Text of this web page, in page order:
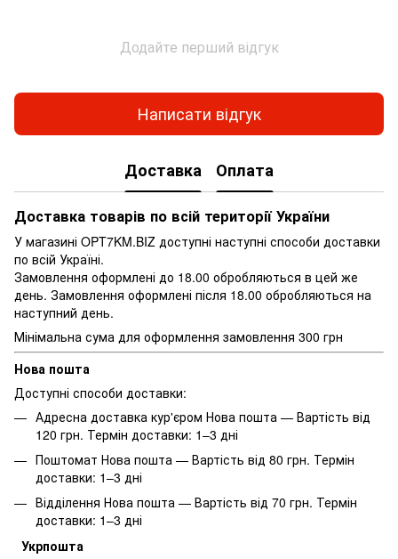
Додайте перший відгук
Написати відгук
Доставка Оплата
Доставка товарів по всій території України
У магазині OPT7KM.BIZ доступні наступні способи доставки
по всій Україні.
Замовлення оформлені до 18.00 обробляються в цей же
день. Замовлення оформлені після 18.00 обробляються на
наступний день.
Мінімальна сума для оформлення замовлення 300 грн
Нова пошта
Доступні способи доставки:
Адресна доставка кур'єром Нова пошта — Вартість від
120 грн. Термін доставки: 1–3 дні
Поштомат Нова пошта — Вартість від 80 грн. Термін
доставки: 1–3 дні
Відділення Нова пошта — Вартість від 70 грн. Термін
доставки: 1–3 дні
Укрпошта